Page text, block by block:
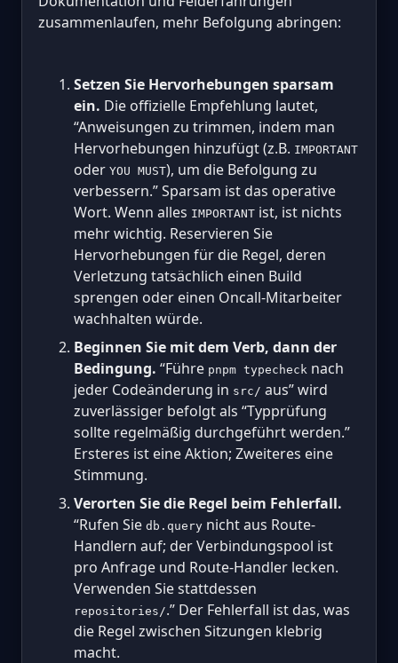
zusammenlaufen, mehr Befolgung abringen:
Setzen Sie Hervorhebungen sparsam
ein. Die offizielle Empfehlung lautet,
“Anweisungen zu trimmen, indem man
Hervorhebungen hinzufügt (z.B. IMPORTANT
oder YOU MUST), um die Befolgung zu
verbessern.” Sparsam ist das operative
Wort. Wenn alles IMPORTANT ist, ist nichts
mehr wichtig. Reservieren Sie
Hervorhebungen für die Regel, deren
Verletzung tatsächlich einen Build
sprengen oder einen Oncall-Mitarbeiter
wachhalten würde.
Beginnen Sie mit dem Verb, dann der
Bedingung. “Führe pnpm typecheck nach
jeder Codeänderung in src/ aus” wird
zuverlässiger befolgt als “Typprüfung
sollte regelmäßig durchgeführt werden.”
Ersteres ist eine Aktion; Zweiteres eine
Stimmung.
Verorten Sie die Regel beim Fehlerfall.
“Rufen Sie db.query nicht aus Route-
Handlern auf; der Verbindungspool ist
pro Anfrage und Route-Handler lecken.
Verwenden Sie stattdessen
repositories/.” Der Fehlerfall ist das, was
die Regel zwischen Sitzungen klebrig
macht.